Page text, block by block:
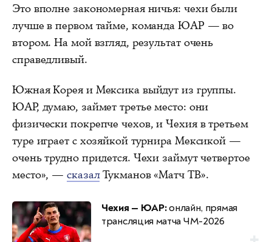
Это вполне закономерная ничья: чехи были
лучше в первом тайме, команда ЮАР — во
втором. На мой взгляд, результат очень
справедливый.
Южная Корея и Мексика выйдут из группы.
ЮАР, думаю, займет третье место: они
физически покрепче чехов, и Чехия в третьем
туре играет с хозяйкой турнира Мексикой —
очень трудно придется. Чехи займут четвертое
место», —сказалТукманов «Матч ТВ».
Чехия — ЮАР:онлайн, прямая
трансляция матча ЧМ-2026